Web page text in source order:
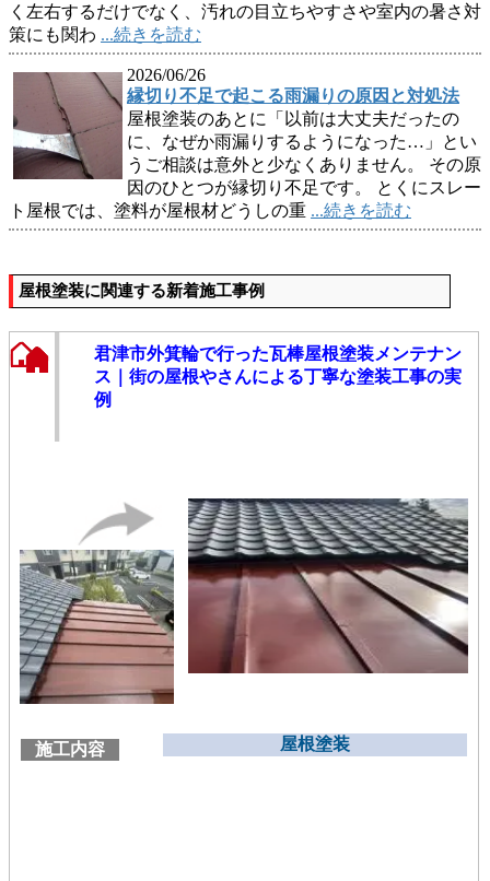
く左右するだけでなく、汚れの目立ちやすさや室内の暑さ対
策にも関わ ...続きを読む
2026/06/26
縁切り不足で起こる雨漏りの原因と対処法
屋根塗装のあとに「以前は大丈夫だったの
に、なぜか雨漏りするようになった…」とい
うご相談は意外と少なくありません。 その原
因のひとつが縁切り不足です。 とくにスレー
ト屋根では、塗料が屋根材どうしの重 ...続きを読む
屋根塗装に関連する新着施工事例
君津市外箕輪で行った瓦棒屋根塗装メンテナン
ス｜街の屋根やさんによる丁寧な塗装工事の実
例
施工内容 屋根塗装